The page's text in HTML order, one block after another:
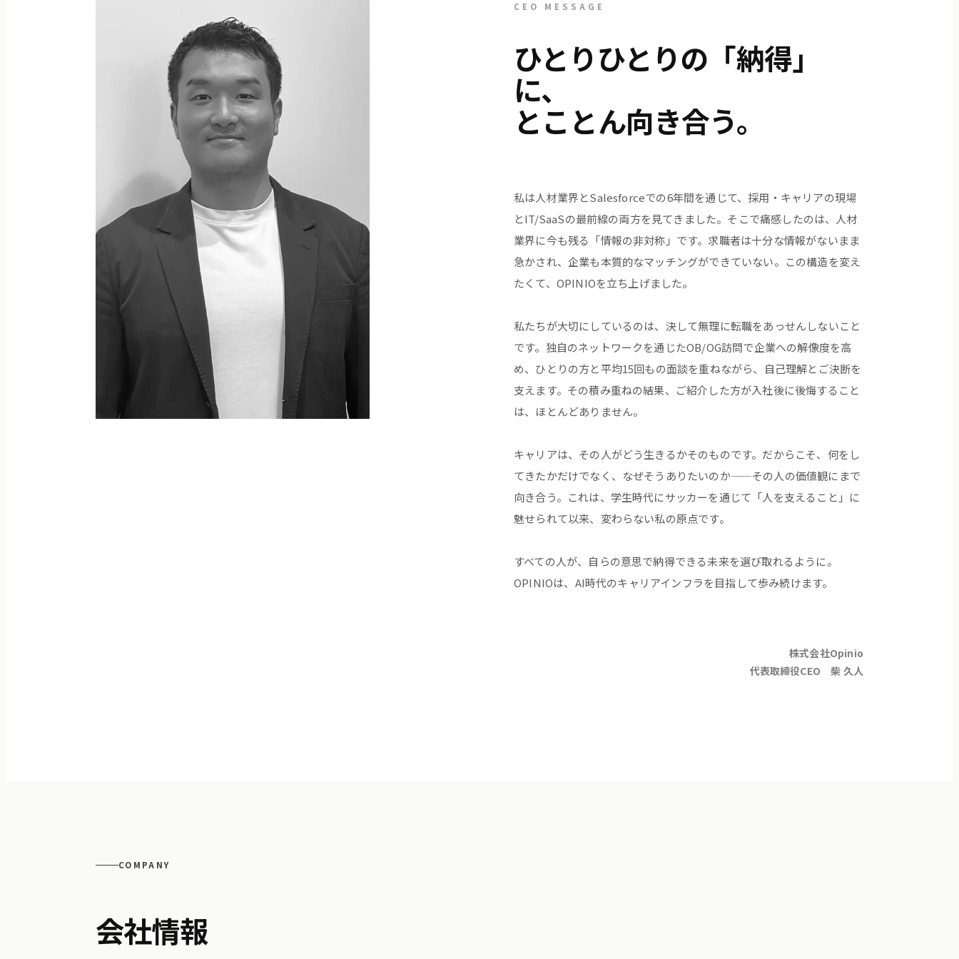
CEO MESSAGE
ひとりひとりの「納得」
に、
とことん向き合う。
私は人材業界とSalesforceでの6年間を通じて、採用・キャリアの現場
とIT/SaaSの最前線の両方を見てきました。そこで痛感したのは、人材
業界に今も残る「情報の非対称」です。求職者は十分な情報がないまま
急かされ、企業も本質的なマッチングができていない。この構造を変え
たくて、OPINIOを立ち上げました。
私たちが大切にしているのは、決して無理に転職をあっせんしないこと
です。独自のネットワークを通じたOB/OG訪問で企業への解像度を高
め、ひとりの方と平均15回もの面談を重ねながら、自己理解とご決断を
支えます。その積み重ねの結果、ご紹介した方が入社後に後悔すること
は、ほとんどありません。
キャリアは、その人がどう生きるかそのものです。だからこそ、何をし
てきたかだけでなく、なぜそうありたいのか——その人の価値観にまで
向き合う。これは、学生時代にサッカーを通じて「人を支えること」に
魅せられて以来、変わらない私の原点です。
すべての人が、自らの意思で納得できる未来を選び取れるように。
OPINIOは、AI時代のキャリアインフラを目指して歩み続けます。
株式会社Opinio
代表取締役CEO 柴 久人
COMPANY
会社情報